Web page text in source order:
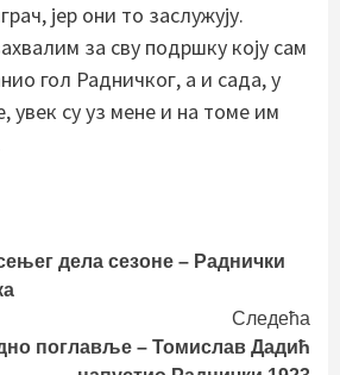
јер они то заслужују.
за сву подршку коју сам
гол Радничког, а и сада, у
увек су уз мене и на томе им
дела сезоне – Раднички
Следећа
поглавље – Томислав Дадић